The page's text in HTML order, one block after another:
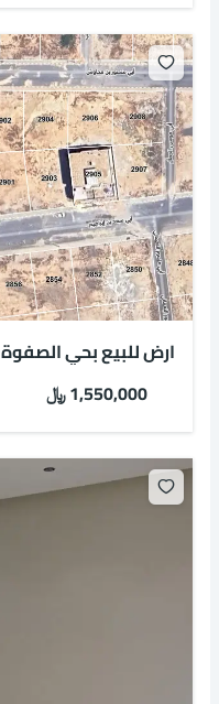
ارض للبيع بحي الصفوة
1,550,000 ﷼